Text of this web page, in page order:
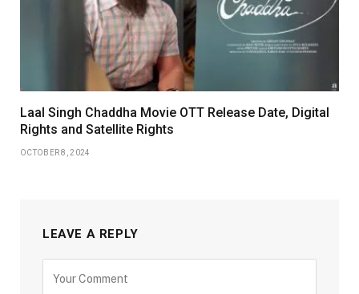
Laal Singh Chaddha Movie OTT Release Date, Digital
Rights and Satellite Rights
OCTOBER 8, 2024
LEAVE A REPLY